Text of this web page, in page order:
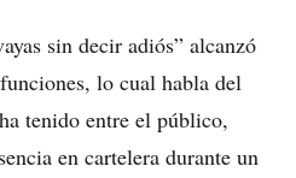
sin decir adiós” alcanzó
lo cual habla del
tenido entre el público,
en cartelera durante un